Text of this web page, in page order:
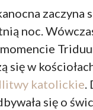
zaczyna
noc.
się w
katolickie.
się o